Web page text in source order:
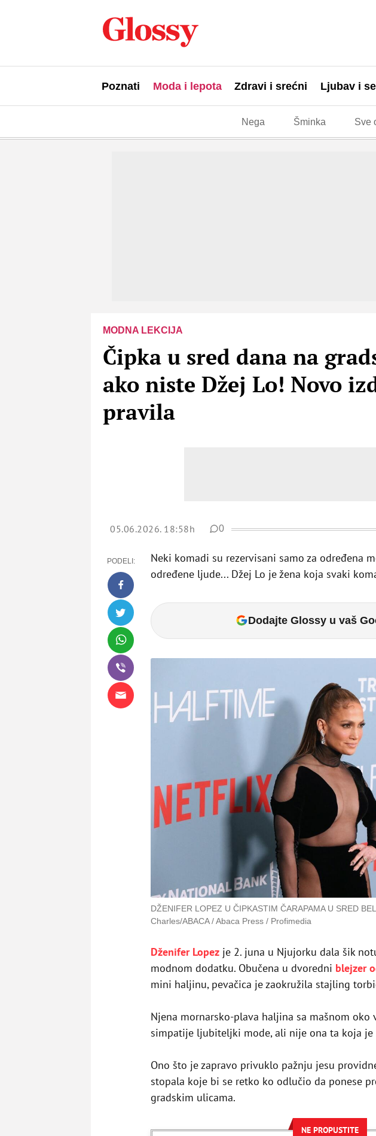
Poznati Moda i lepota Zdravi i srećni Ljubav i
Nega Šminka Sve
MODNA LEKCIJA
Čipka u sred dana na
ako niste Džej Lo! Novo
pravila
05.06.2026. 18:58h 0
PODELI:
Neki komadi su rezervisani samo za određena
određene ljude... Džej Lo je žena koja svaki
Dodajte Glossy u vaš
DŽENIFER LOPEZ U ČIPKASTIM ČARAPAMA U SRED
Charles/ABACA / Abaca Press / Profimedia
Dženifer Lopez je 2. juna u Njujorku dala šik
modnom dodatku. Obučena u dvoredni blejzer
mini haljinu, pevačica je zaokružila stajling
Njena mornarsko-plava haljina sa mašnom oko
simpatije ljubiteljki mode, ali nije ona ta koja je
Ono što je zapravo privuklo pažnju jesu
stopala koje bi se retko ko odlučio da ponese
gradskim ulicama.
NE PROPUSTITE